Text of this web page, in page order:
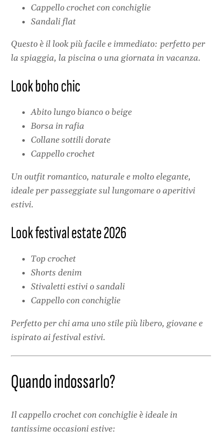
Cappello crochet con conchiglie
Sandali flat
Questo è il look più facile e immediato: perfetto per
la spiaggia, la piscina o una giornata in vacanza.
Look boho chic
Abito lungo bianco o beige
Borsa in rafia
Collane sottili dorate
Cappello crochet
Un outfit romantico, naturale e molto elegante,
ideale per passeggiate sul lungomare o aperitivi
estivi.
Look festival estate 2026
Top crochet
Shorts denim
Stivaletti estivi o sandali
Cappello con conchiglie
Perfetto per chi ama uno stile più libero, giovane e
ispirato ai festival estivi.
Quando indossarlo?
Il cappello crochet con conchiglie è ideale in
tantissime occasioni estive: